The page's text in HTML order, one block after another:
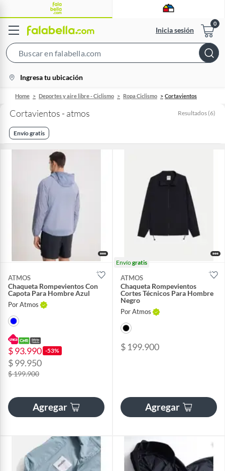
Inicia sesión
Bar
location-
icon
Ingresa tu ubicación
Home Deportes y aire libre - Ciclismo Ropa Ciclismo Cortavientos
Cortavientos - atmos Resultados (6)
Envío gratis
ATMOS
Chaqueta Rompevientos Con
Capota Para Hombre Azul
Por Atmos
$ 93.990 -53%
$ 99.950
$ 199.900
Agregar
Envíogratis
ATMOS
Chaqueta Rompevientos
Cortes Técnicos Para Hombre
Negro
Por Atmos
$ 199.900
Agregar